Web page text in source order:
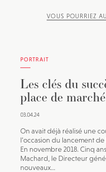
VOUS POURRIEZ
PORTRAIT
Les clés du
place de
03.04.24
On avait déjà réalisé une
l’occasion du lancement
En novembre 2018. Cinq
Machard, le Directeur
nouveaux...